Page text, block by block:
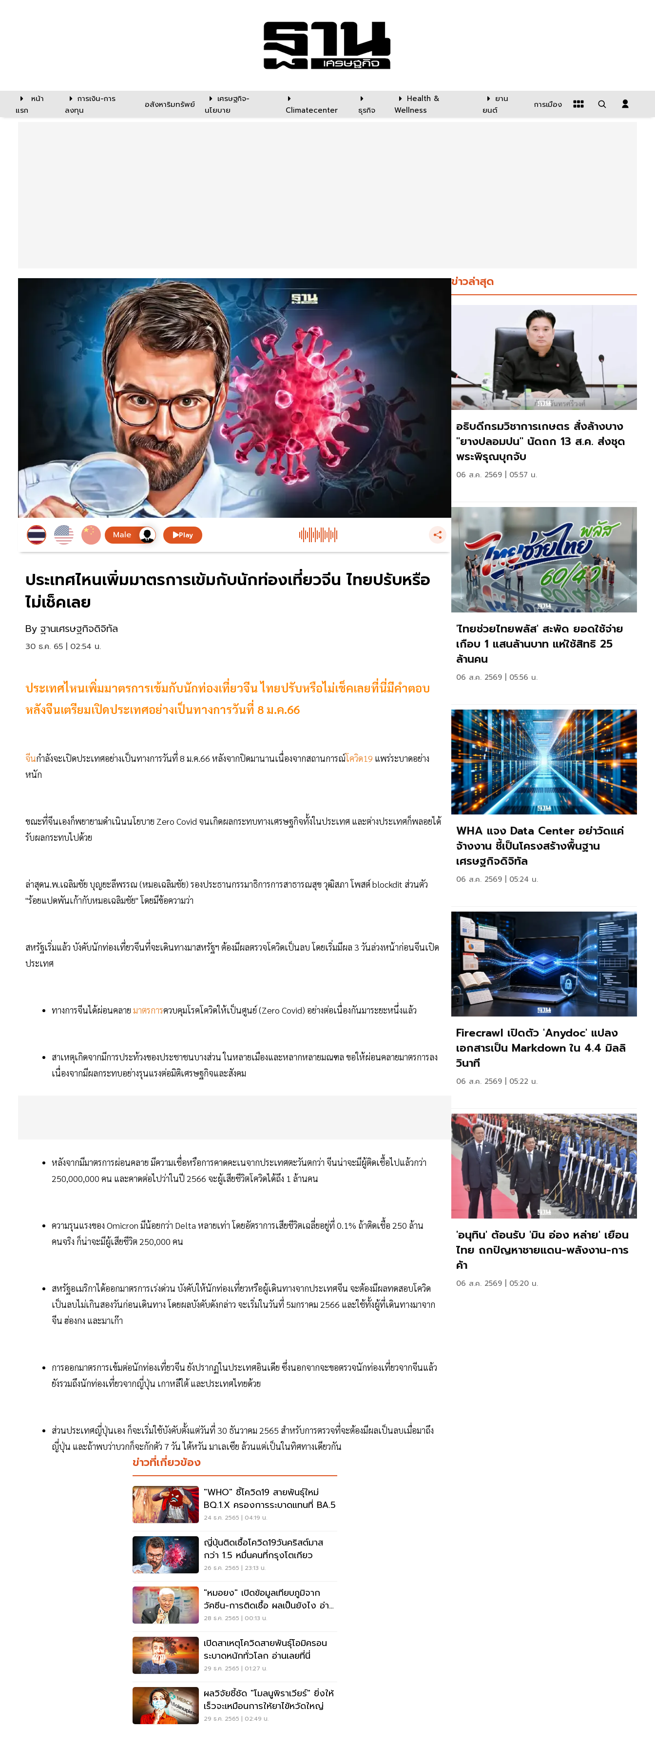
หน้า
แรก
การเงิน-การ
ลงทุน
อสังหาริมทรัพย์
เศรษฐกิจ-
นโยบาย
Climatecenter ธุรกิจ
Health &
Wellness
ยาน
ยนต์
การเมือง
Play
ประเทศไหนเพิ่มมาตรการเข้มกับนักท่องเที่ยวจีน ไทยปรับหรือ
ไม่เช็คเลย
By ฐานเศรษฐกิจดิจิทัล
30 ธ.ค. 65 | 02:54 น.
ประเทศไหนเพิ่มมาตรการเข้มกับนักท่องเที่ยวจีน ไทยปรับหรือไม่เช็คเลยที่นี่มีคำตอบ
หลังจีนเตรียมเปิดประเทศอย่างเป็นทางการวันที่ 8 ม.ค.66
จีนกำลังจะเปิดประเทศอย่างเป็นทางการวันที่ 8 ม.ค.66 หลังจากปิดมานานเนื่องจากสถานการณ์โควิด19 แพร่ระบาดอย่าง
หนัก
ขณะที่จีนเองก็พยายามดำเนินนโยบาย Zero Covid จนเกิดผลกระทบทางเศรษฐกิจทั้งในประเทศ และต่างประเทศก็พลอยได้
รับผลกระทบไปด้วย
ล่าสุดน.พ.เฉลิมชัย บุญยะลีพรรณ (หมอเฉลิมชัย) รองประธานกรรมาธิการการสาธารณสุข วุฒิสภา โพสต์ blockdit ส่วนตัว
"ร้อยแปดพันเก้ากับหมอเฉลิมชัย" โดยมีข้อความว่า
สหรัฐเริ่มแล้ว บังคับนักท่องเที่ยวจีนที่จะเดินทางมาสหรัฐฯ ต้องมีผลตรวจโควิดเป็นลบ โดยเริ่มมีผล 3 วันล่วงหน้าก่อนจีนเปิด
ประเทศ
ทางการจีนได้ผ่อนคลาย มาตรการควบคุมโรคโควิดให้เป็นศูนย์ (Zero Covid) อย่างต่อเนื่องกันมาระยะหนึ่งแล้ว
สาเหตุเกิดจากมีการประท้วงของประชาชนบางส่วน ในหลายเมืองและหลากหลายมณฑล ขอให้ผ่อนคลายมาตรการลง
เนื่องจากมีผลกระทบอย่างรุนแรงต่อมิติเศรษฐกิจและสังคม
หลังจากมีมาตรการผ่อนคลาย มีความเชื่อหรือการคาดคะเนจากประเทศตะวันตกว่า จีนน่าจะมีผู้ติดเชื้อไปแล้วกว่า
250,000,000 คน และคาดต่อไปว่าในปี 2566 จะผู้เสียชีวิตโควิดได้ถึง 1 ล้านคน
ความรุนแรงของ Omicron มีน้อยกว่า Delta หลายเท่า โดยอัตราการเสียชีวิตเฉลี่ยอยู่ที่ 0.1% ถ้าติดเชื้อ 250 ล้าน
คนจริง ก็น่าจะมีผู้เสียชีวิต 250,000 คน
สหรัฐอเมริกาได้ออกมาตรการเร่งด่วน บังคับให้นักท่องเที่ยวหรือผู้เดินทางจากประเทศจีน จะต้องมีผลทดสอบโควิด
เป็นลบไม่เกินสองวันก่อนเดินทาง โดยผลบังคับดังกล่าว จะเริ่มในวันที่ 5มกราคม 2566 และใช้ทั้งผู้ที่เดินทางมาจาก
จีน ฮ่องกง และมาเก๊า
การออกมาตรการเข้มต่อนักท่องเที่ยวจีน ยังปรากฏในประเทศอินเดีย ซึ่งนอกจากจะขอตรวจนักท่องเที่ยวจากจีนแล้ว
ยังรวมถึงนักท่องเที่ยวจากญี่ปุ่น เกาหลีใต้ และประเทศไทยด้วย
ส่วนประเทศญี่ปุ่นเอง ก็จะเริ่มใช้บังคับตั้งแต่วันที่ 30 ธันวาคม 2565 สำหรับการตรวจที่จะต้องมีผลเป็นลบเมื่อมาถึง
ญี่ปุ่น และถ้าพบว่าบวกก็จะกักตัว 7 วัน ไต้หวัน มาเลเซีย ล้วนแต่เป็นในทิศทางเดียวกัน
ข่าวที่เกี่ยวข้อง
"WHO" ชี้โควิด19 สายพันธุ์ใหม่
BQ.1.x ครองการระบาดแทนที่ BA.5
24 ธ.ค. 2565 | 04:19 น.
ญี่ปุ่นติดเชื้อโควิด19วันคริสต์มาส
กว่า 1.5 หมื่นคนที่กรุงโตเกียว
26 ธ.ค. 2565 | 23:13 น.
"หมอยง" เปิดข้อมูลเทียบภูมิจาก
วัคซีน-การติดเชื้อ ผลเป็นยังไง อ่าน
เลย
28 ธ.ค. 2565 | 00:13 น.
เปิดสาเหตุโควิดสายพันธุ์โอมิครอน
ระบาดหนักทั่วโลก อ่านเลยที่นี่
29 ธ.ค. 2565 | 01:27 น.
ผลวิจัยชี้ชัด "โมลนูพิราเวียร์" ยิ่งให้
เร็วจะเหมือนการให้ยาไขัหวัดใหญ่
29 ธ.ค. 2565 | 02:49 น.
ข่าวล่าสุด
อธิบดีกรมวิชาการเกษตร สั่งล้างบาง
"ยางปลอมปน" นัดถก 13 ส.ค. ส่งชุด
พระพิรุณบุกจับ
06 ส.ค. 2569 | 05:57 น.
'ไทยช่วยไทยพลัส' สะพัด ยอดใช้จ่าย
เกือบ 1 แสนล้านบาท แห่ใช้สิทธิ 25
ล้านคน
06 ส.ค. 2569 | 05:56 น.
WHA แจง Data Center อย่าวัดแค่
จ้างงาน ชี้เป็นโครงสร้างพื้นฐาน
เศรษฐกิจดิจิทัล
06 ส.ค. 2569 | 05:24 น.
Firecrawl เปิดตัว 'anydoc' แปลง
เอกสารเป็น Markdown ใน 4.4 มิลลิ
วินาที
06 ส.ค. 2569 | 05:22 น.
'อนุทิน' ต้อนรับ 'มิน อ่อง หล่าย' เยือน
ไทย ถกปัญหาชายแดน-พลังงาน-การ
ค้า
06 ส.ค. 2569 | 05:20 น.